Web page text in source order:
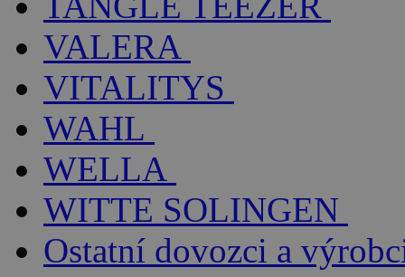
VALERA
VITALITYS
WAHL
WELLA
WITTE SOLINGEN
Ostatní dovozci a